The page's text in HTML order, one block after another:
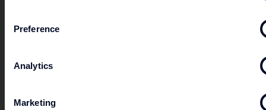
Preference
Analytics
Marketing
restaurante McDonald's® ofrece la mejor experiencia
todos sus clientes pueden acceder de forma gratuita